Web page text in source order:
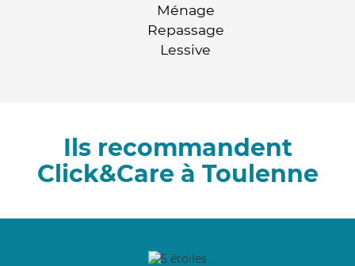
Ménage
Repassage
Lessive
Ils recommandent
Click&Care à Toulenne